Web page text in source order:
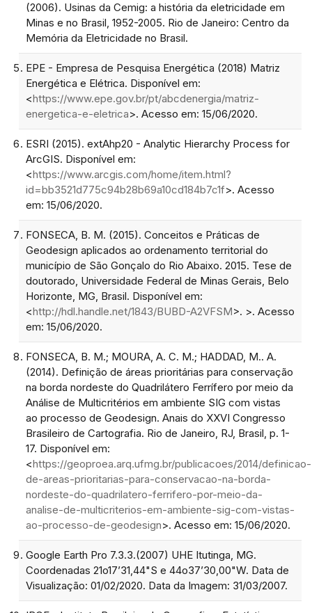
(2006). Usinas da Cemig: a história da eletricidade em
Minas e no Brasil, 1952-2005. Rio de Janeiro: Centro da
Memória da Eletricidade no Brasil.
EPE - Empresa de Pesquisa Energética (2018) Matriz
Energética e Elétrica. Disponível em:
<https://www.epe.gov.br/pt/abcdenergia/matriz-
energetica-e-eletrica>. Acesso em: 15/06/2020.
ESRI (2015). extAhp20 - Analytic Hierarchy Process for
ArcGIS. Disponível em:
<https://www.arcgis.com/home/item.html?
id=bb3521d775c94b28b69a10cd184b7c1f>. Acesso
em: 15/06/2020.
FONSECA, B. M. (2015). Conceitos e Práticas de
Geodesign aplicados ao ordenamento territorial do
município de São Gonçalo do Rio Abaixo. 2015. Tese de
doutorado, Universidade Federal de Minas Gerais, Belo
Horizonte, MG, Brasil. Disponível em:
<http://hdl.handle.net/1843/BUBD-A2VFSM>. >. Acesso
em: 15/06/2020.
FONSECA, B. M.; MOURA, A. C. M.; HADDAD, M.. A.
(2014). Definição de áreas prioritárias para conservação
na borda nordeste do Quadrilátero Ferrífero por meio da
Análise de Multicritérios em ambiente SIG com vistas
ao processo de Geodesign. Anais do XXVI Congresso
Brasileiro de Cartografia. Rio de Janeiro, RJ, Brasil, p. 1-
17. Disponível em:
<https://geoproea.arq.ufmg.br/publicacoes/2014/definicao-
de-areas-prioritarias-para-conservacao-na-borda-
nordeste-do-quadrilatero-ferrifero-por-meio-da-
analise-de-multicriterios-em-ambiente-sig-com-vistas-
ao-processo-de-geodesign>. Acesso em: 15/06/2020.
Google Earth Pro 7.3.3.(2007) UHE Itutinga, MG.
Coordenadas 21o17’31,44"S e 44o37’30,00"W. Data de
Visualização: 01/02/2020. Data da Imagem: 31/03/2007.